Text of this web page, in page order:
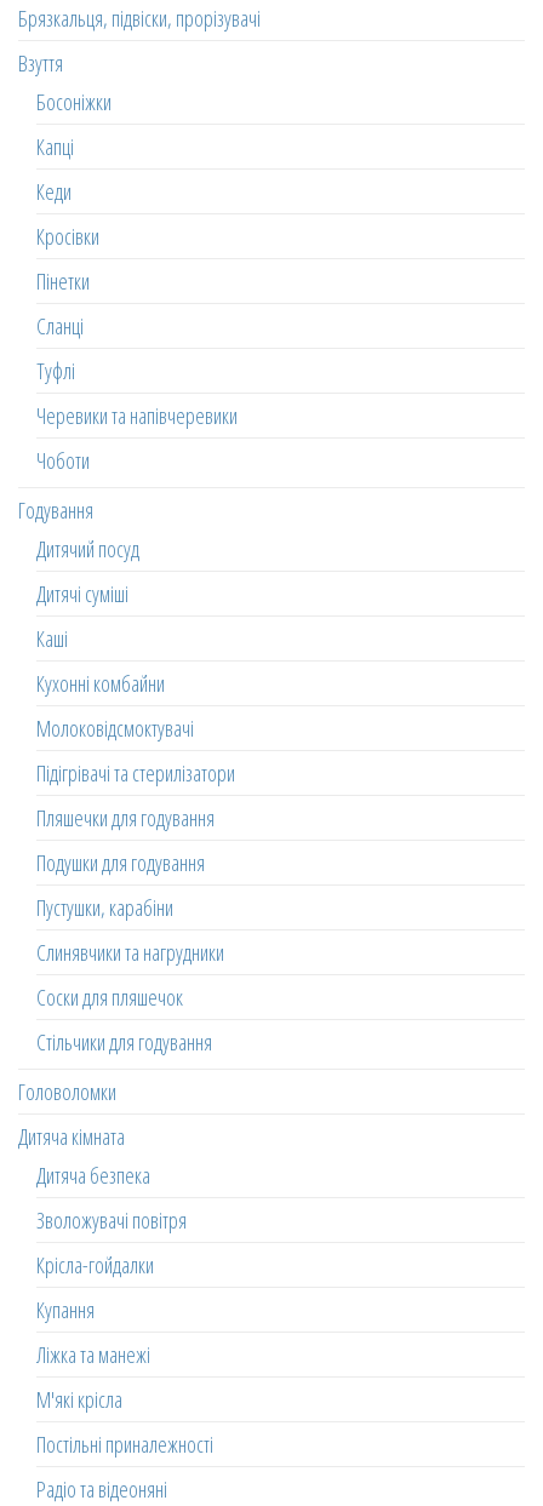
Брязкальця, підвіски, прорізувачі
Взуття
Босоніжки
Капці
Кеди
Кросівки
Пінетки
Сланці
Туфлі
Черевики та напівчеревики
Чоботи
Годування
Дитячий посуд
Дитячі суміші
Каші
Кухонні комбайни
Молоковідсмоктувачі
Підігрівачі та стерилізатори
Пляшечки для годування
Подушки для годування
Пустушки, карабіни
Слинявчики та нагрудники
Соски для пляшечок
Стільчики для годування
Головоломки
Дитяча кімната
Дитяча безпека
Зволожувачі повітря
Крісла-гойдалки
Купання
Ліжка та манежі
М'які крісла
Постільні приналежності
Радіо та відеоняні